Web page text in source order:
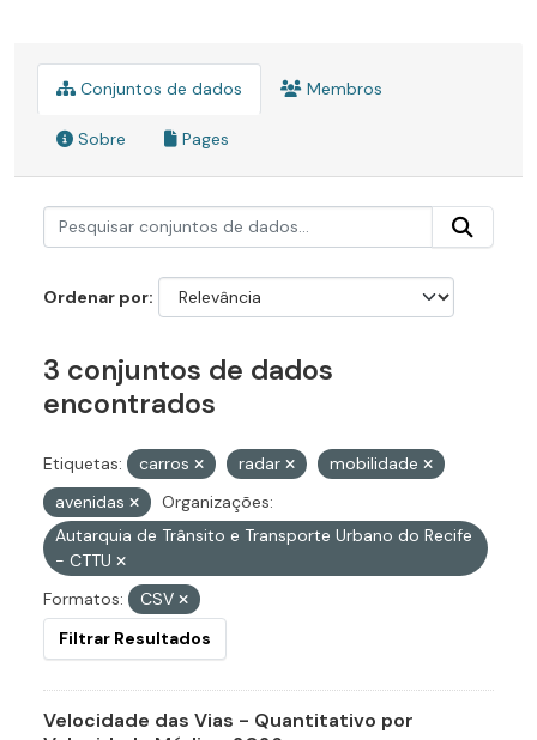
Conjuntos de dados Membros
Sobre Pages
Ordenar por
3 conjuntos de dados
encontrados
Etiquetas: carros radar
mobilidade
avenidas
Organizações:
Autarquia de Trânsito e Transporte Urbano do Recife
- CTTU
Formatos:
CSV
Filtrar Resultados
Velocidade das Vias - Quantitativo por